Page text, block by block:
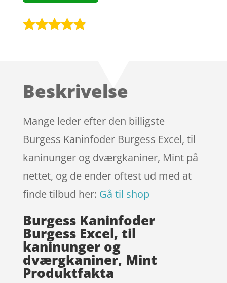
kundebedø
Beskrivelse
Mange leder efter den billigste
Burgess Kaninfoder Burgess Excel, til
kaninunger og dværgkaniner, Mint på
nettet, og de ender oftest ud med at
finde tilbud her: Gå til shop
Burgess Kaninfoder
Burgess Excel, til
kaninunger og
dværgkaniner, Mint
Produktfakta